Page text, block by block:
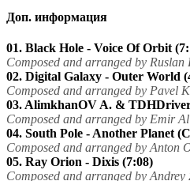
Доп. информация
01. Black Hole - Voice Of Orbit
Composed and arranged by Ruslan
02. Digital Galaxy - Outer World
Composed and arranged by Pavel
03. AlimkhanOV A. & TDHDriver
Composed and arranged by Emir
04. South Pole - Another Planet
Composed and arranged by Anton
05. Ray Orion - Dixis (7:08)
Composed and arranged by Andrey